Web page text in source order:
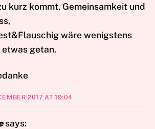
kurz kommt, Gemeinsamkeit und
wäre wenigstens
getan.
2017 AT 19:04
says: